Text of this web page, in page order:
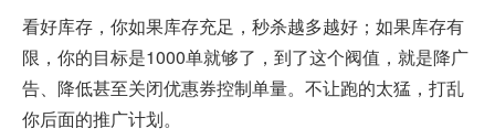
看好库存，你如果库存充足，秒杀越多越好；如果库存有
限，你的目标是1000单就够了，到了这个阀值，就是降广
告、降低甚至关闭优惠券控制单量。不让跑的太猛，打乱
你后面的推广计划。